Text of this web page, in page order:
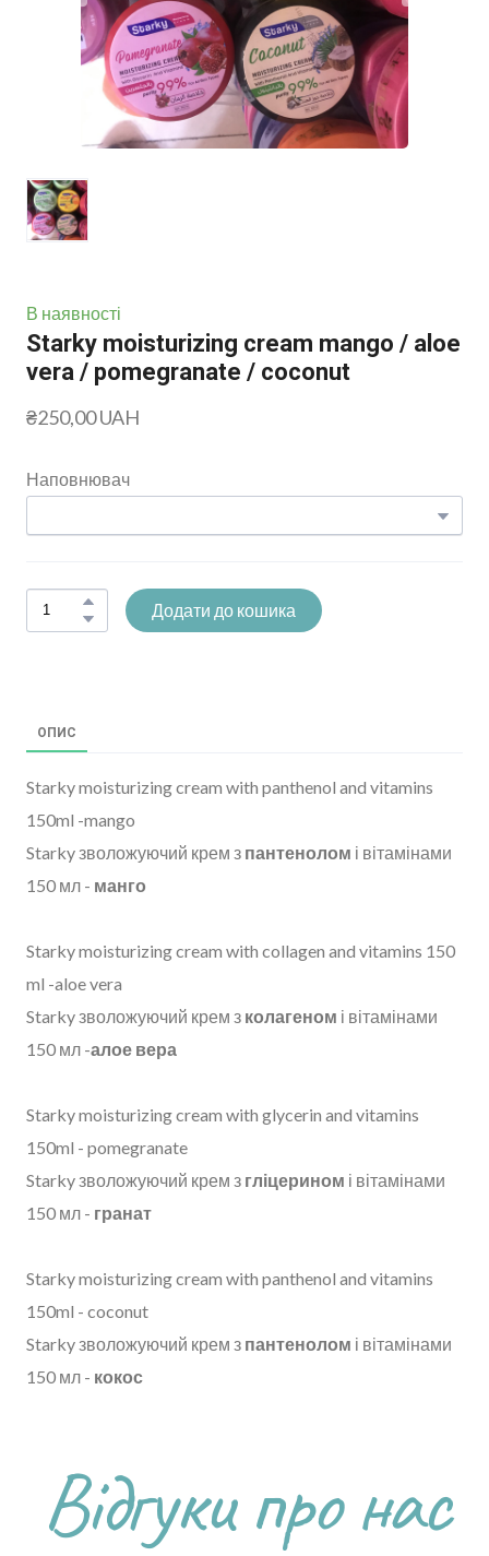
В наявності
Starky moisturizing cream mango / aloe
vera / pomegranate / coconut
₴250,00 UAH
Наповнювач
Додати до кошика
ОПИС
Starky moisturizing cream with panthenol and vitamins
150ml -mango
Starky зволожуючий крем з пантенолом і вітамінами
150 мл - манго
Starky moisturizing cream with collagen and vitamins 150
ml -aloe vera
Starky зволожуючий крем з колагеном і вітамінами
150 мл -алое вера
Starky moisturizing cream with glycerin and vitamins
150ml - pomegranate
Starky зволожуючий крем з гліцерином і вітамінами
150 мл - гранат
Starky moisturizing cream with panthenol and vitamins
150ml - coconut
Starky зволожуючий крем з пантенолом і вітамінами
150 мл - кокос
Відгуки про нас